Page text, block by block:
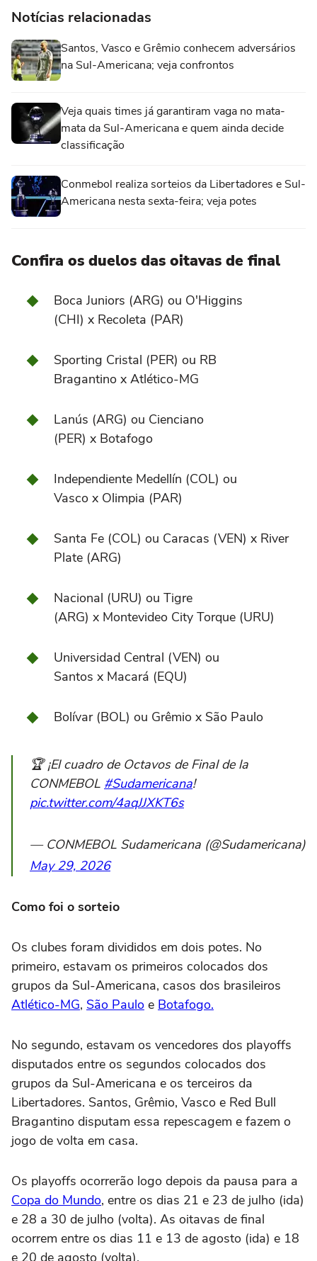
Notícias relacionadas
Santos, Vasco e Grêmio conhecem adversários
na Sul-Americana; veja confrontos
Veja quais times já garantiram vaga no mata-
mata da Sul-Americana e quem ainda decide
classificação
Conmebol realiza sorteios da Libertadores e Sul-
Americana nesta sexta-feira; veja potes
Confira os duelos das oitavas de final
Boca Juniors (ARG) ou O'Higgins
(CHI) x Recoleta (PAR)
Sporting Cristal (PER) ou RB
Bragantino x Atlético-MG
Lanús (ARG) ou Cienciano
(PER) x Botafogo
Independiente Medellín (COL) ou
Vasco x Olimpia (PAR)
Santa Fe (COL) ou Caracas (VEN) x River
Plate (ARG)
Nacional (URU) ou Tigre
(ARG) x Montevideo City Torque (URU)
Universidad Central (VEN) ou
Santos x Macará (EQU)
Bolívar (BOL) ou Grêmio x São Paulo
🏆 ¡El cuadro de Octavos de Final de la
CONMEBOL #Sudamericana!
pic.twitter.com/4aqJJXKT6s
— CONMEBOL Sudamericana (@Sudamericana)
May 29, 2026
Como foi o sorteio
Os clubes foram divididos em dois potes. No
primeiro, estavam os primeiros colocados dos
grupos da Sul-Americana, casos dos brasileiros
Atlético-MG, São Paulo e Botafogo.
No segundo, estavam os vencedores dos playoffs
disputados entre os segundos colocados dos
grupos da Sul-Americana e os terceiros da
Libertadores. Santos, Grêmio, Vasco e Red Bull
Bragantino disputam essa repescagem e fazem o
jogo de volta em casa.
Os playoffs ocorrerão logo depois da pausa para a
Copa do Mundo, entre os dias 21 e 23 de julho (ida)
e 28 a 30 de julho (volta). As oitavas de final
ocorrem entre os dias 11 e 13 de agosto (ida) e 18
e 20 de agosto (volta).